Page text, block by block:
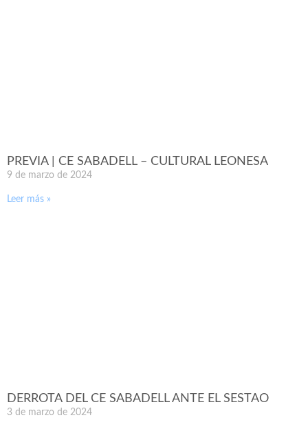
PREVIA | CE SABADELL – CULTURAL LEONESA
9 de marzo de 2024
Leer más »
DERROTA DEL CE SABADELL ANTE EL SESTAO
3 de marzo de 2024